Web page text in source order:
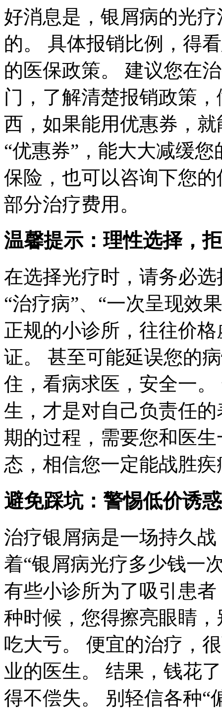
好消息是，银屑病的光
的。 具体报销比例，得
的医保政策。 建议您在
门，了解清楚报销政策
西，如果能用优惠券，
“优惠券”，能大大减缓
保险，也可以咨询下您
部分治疗费用。
温馨提示：理性选择，
在选择光疗时，请务必
“治疗病”、“一次呈现效
正规的小诊所，往往价
证。 甚至可能延误您的
住，看病求医，安全一
生，才是对自己负责任
期的过程，需要您和医
态，相信您一定能战胜疾
避免踩坑：警惕低价诱
治疗银屑病是一场持久
着“银屑病光疗多少钱一
有些小诊所为了吸引患
种时候，您得擦亮眼睛
吃大亏。 便宜的治疗，
业的医生。 结果，钱花
得不偿失。 别轻信各种“